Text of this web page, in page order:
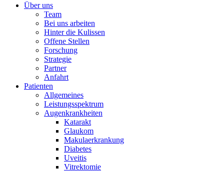
Über uns
Team
Bei uns arbeiten
Hinter die Kulissen
Offene Stellen
Forschung
Strategie
Partner
Anfahrt
Patienten
Allgemeines
Leistungsspektrum
Augenkrankheiten
Katarakt
Glaukom
Makulaerkrankung
Diabetes
Uveitis
Vitrektomie